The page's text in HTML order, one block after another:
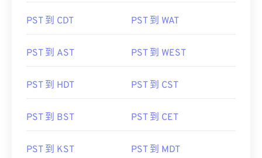
PST 到 CDT PST 到 WAT
PST 到 AST PST 到 WEST
PST 到 HDT PST 到 CST
PST 到 BST PST 到 CET
PST 到 KST PST 到 MDT